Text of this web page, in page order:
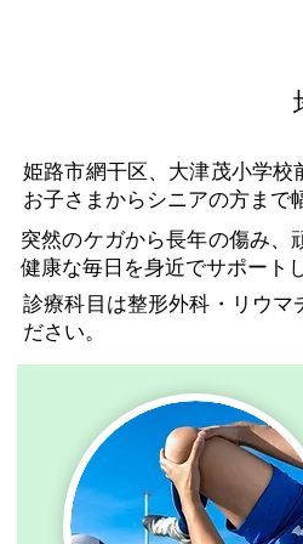
姫路市網干区、大津茂小学
お子さまからシニアの方まで
突然のケガから長年の傷み、
健康な毎日を身近でサポート
診療科目は整形外科・リウ
ださい。